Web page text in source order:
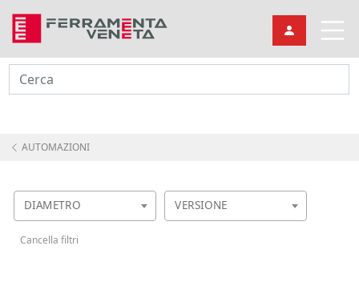
Cerca
AUTOMAZIONI
DIAMETRO VERSIONE
Cancella filtri